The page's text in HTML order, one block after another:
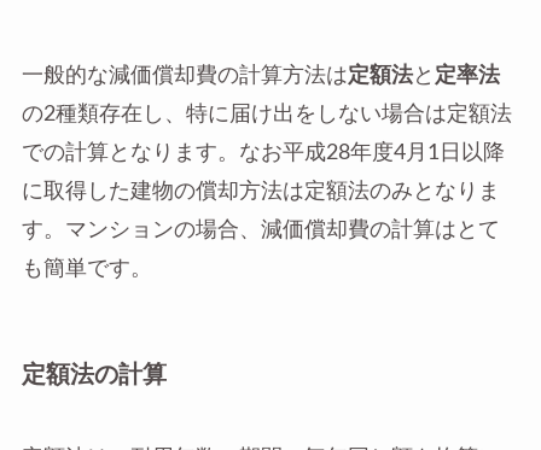
一般的な減価償却費の計算方法は定額法と 定率法
の2種類存在し、特に届け出をしない場合は定額法
での計算となります。なお平成28年度4月1日以降
に取得した建物の償却方法は定額法のみとなりま
す。マンションの場合、減価償却費の計算はとて
も簡単です。
定額法の計算